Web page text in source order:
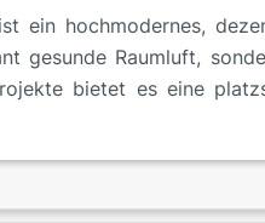
ein hochmodernes,
gesunde Raumluft,
bietet es eine